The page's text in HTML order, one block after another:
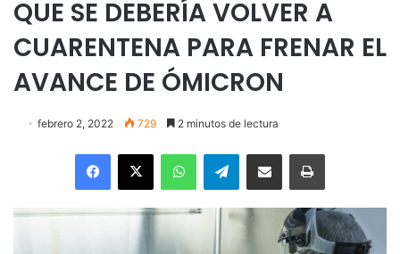
QUE SE DEBERÍA VOLVER A
CUARENTENA PARA FRENAR EL
AVANCE DE ÓMICRON
febrero 2, 2022 729 2 minutos de lectura
Facebook
X WhatsAppTelegramEnviar vía email Imprimir